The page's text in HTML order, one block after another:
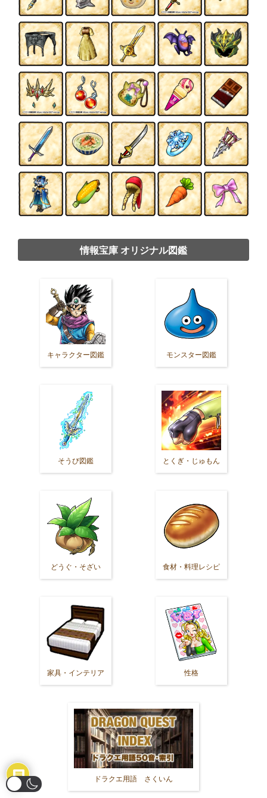
情報宝庫 オリジナル図鑑
キャラクター図鑑 モンスター図鑑
そうび図鑑 とくぎ・じゅもん
どうぐ・そざい 食材・料理レシピ
家具・インテリア 性格
ドラクエ用語 さくいん